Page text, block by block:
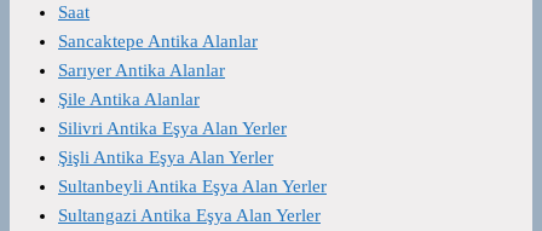
Saat
Sancaktepe Antika Alanlar
Sarıyer Antika Alanlar
Şile Antika Alanlar
Silivri Antika Eşya Alan Yerler
Şişli Antika Eşya Alan Yerler
Sultanbeyli Antika Eşya Alan Yerler
Sultangazi Antika Eşya Alan Yerler